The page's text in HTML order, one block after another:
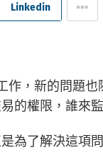
Linkedin
作，新的問題
的權限，誰來
為了解決這項